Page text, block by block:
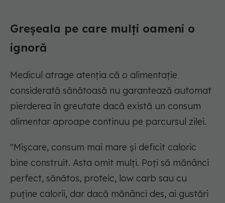
Greșeala pe care mulți oameni o
ignoră
Medicul atrage atenția că o alimentație
considerată sănătoasă nu garantează automat
pierderea în greutate dacă există un consum
alimentar aproape continuu pe parcursul zilei.
"Mișcare, consum mai mare și deficit caloric
bine construit. Asta omit mulți. Poți să mănânci
perfect, sănătos, proteic, low carb sau cu
puține calorii, dar dacă mănânci des, ai gustări